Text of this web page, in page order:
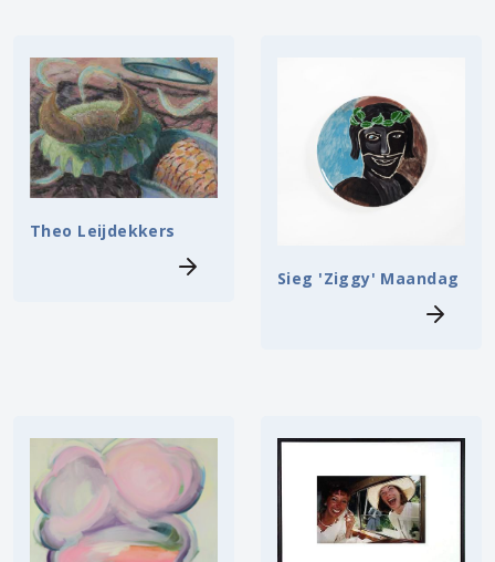
Theo Leijdekkers
Sieg 'Ziggy' Maandag